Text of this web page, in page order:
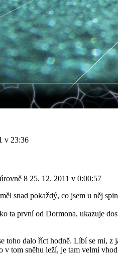
v 23:36
25. 12. 2011 v 0:00:57
snad pokaždý, co jsem u něj
ta první od Dormona, ukazuje
toho dalo říct hodně. Líbí se mi, z
v tom sněhu leží, je tam velmi